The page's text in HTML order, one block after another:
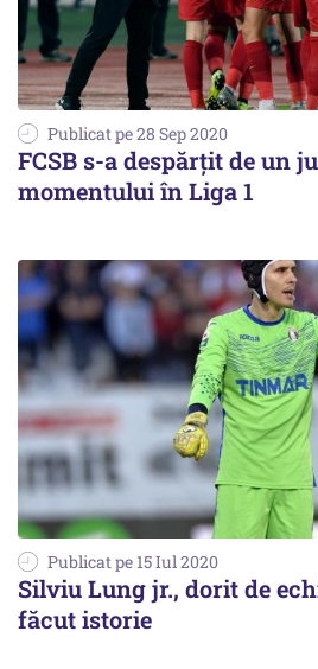
Publicat pe 28 Sep 2020
FCSB s-a despărţit de un
momentului în Liga 1
Publicat pe 15 Iul 2020
Silviu Lung jr., dorit de
făcut istorie